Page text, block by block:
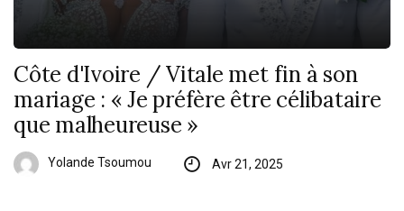
Côte d'Ivoire / Vitale met fin à son
mariage : « Je préfère être célibataire
que malheureuse »
Yolande Tsoumou Avr 21, 2025